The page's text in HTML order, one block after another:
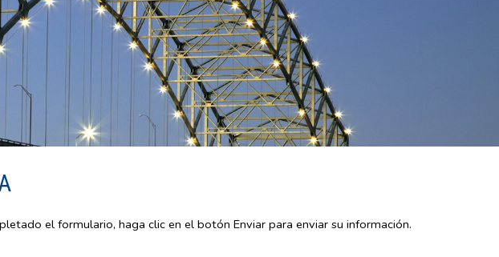
el formulario, haga clic en el botón Enviar para enviar su información.